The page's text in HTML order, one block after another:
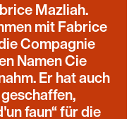
Mazliah.
mit Fabrice
Compagnie
Namen Cie
Er hat auch
faun“ für die